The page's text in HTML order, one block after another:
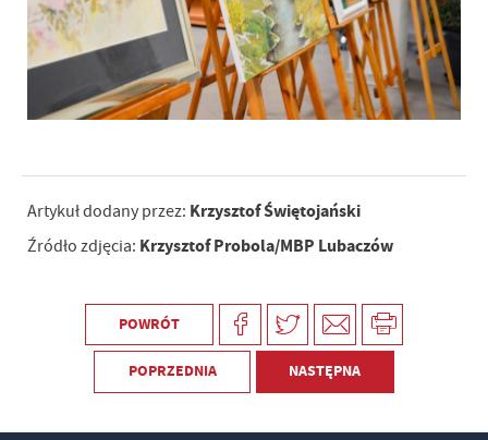
Artykuł dodany przez: Krzysztof Świętojański
Źródło zdjęcia: Krzysztof Probola/MBP Lubaczów
POWRÓT
POPRZEDNIA NASTĘPNA